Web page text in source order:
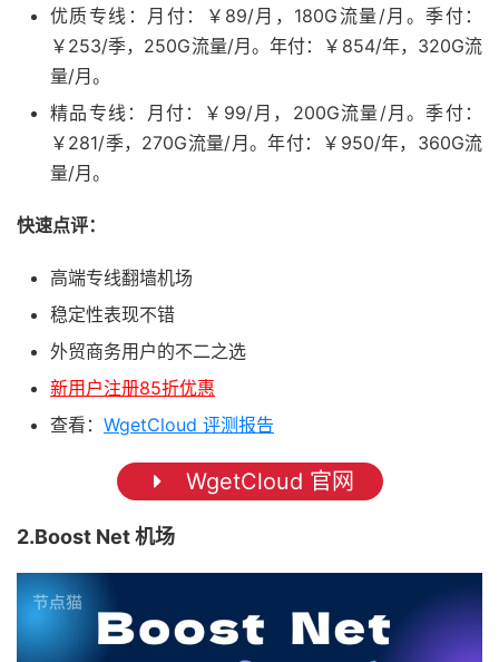
优质专线：月付：￥89/月，180G流量/月。季付：
￥253/季，250G流量/月。年付：￥854/年，320G流
量/月。
精品专线：月付：￥99/月，200G流量/月。季付：
￥281/季，270G流量/月。年付：￥950/年，360G流
量/月。
快速点评：
高端专线翻墙机场
稳定性表现不错
外贸商务用户的不二之选
新用户注册85折优惠
查看： WgetCloud 评测报告
WgetCloud 官网
2.Boost Net 机场